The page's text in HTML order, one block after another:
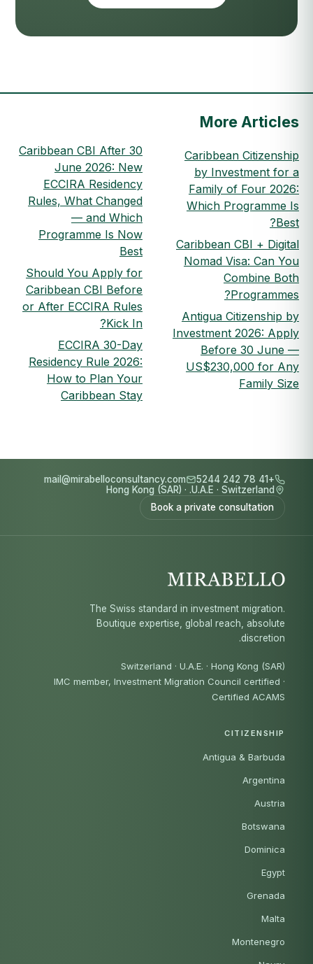
More Articles
Caribbean Citizenship
by Investment for a
Family of Four 2026:
Which Programme Is
Best?
Caribbean CBI + Digital
Nomad Visa: Can You
Combine Both
Programmes?
Antigua Citizenship by
Investment 2026: Apply
Before 30 June —
US$230,000 for Any
Family Size
Caribbean CBI After 30
June 2026: New
ECCIRA Residency
Rules, What Changed
— and Which
Programme Is Now
Best
Should You Apply for
Caribbean CBI Before
or After ECCIRA Rules
Kick In?
ECCIRA 30-Day
Residency Rule 2026:
How to Plan Your
Caribbean Stay
+41 78 242 5244
mail@mirabelloconsultancy.com
Switzerland
·
U.A.E.
·
Hong Kong (SAR)
Book a private consultation
The Swiss standard in investment migration.
Boutique expertise, global reach, absolute
discretion.
Switzerland · U.A.E. · Hong Kong (SAR)
IMC member, Investment Migration Council certified ·
Certified ACAMS
CITIZENSHIP
Antigua & Barbuda
Argentina
Austria
Botswana
Dominica
Egypt
Grenada
Malta
Montenegro